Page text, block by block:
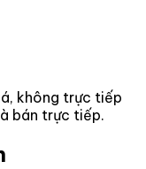
không trực tiếp
bán trực tiếp.